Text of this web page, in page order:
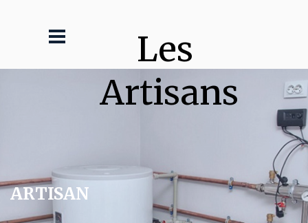
Les
Artisans
ARTISAN